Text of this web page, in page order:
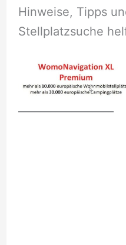
Hinweise, Tipps
Stellplatzsuche